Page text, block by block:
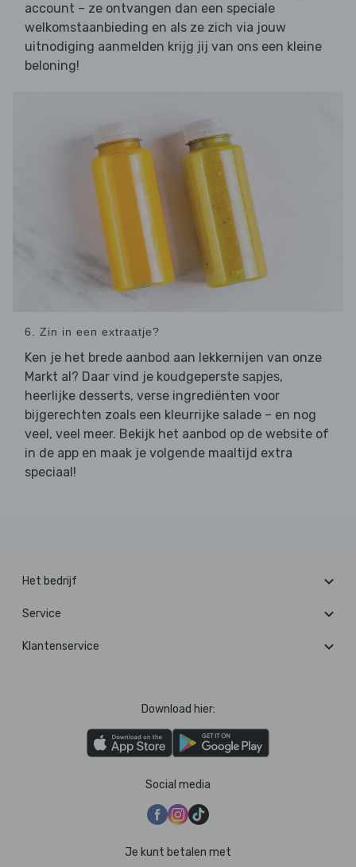
account – ze ontvangen dan een speciale
welkomstaanbieding en als ze zich via jouw
uitnodiging aanmelden krijg jij van ons een kleine
beloning!
6. Zin in een extraatje?
Ken je het brede aanbod aan lekkernijen van onze
Markt al? Daar vind je koudgeperste sapjes,
heerlijke desserts, verse ingrediënten voor
bijgerechten zoals een kleurrijke salade – en nog
veel, veel meer. Bekijk het aanbod op de website of
in de app en maak je volgende maaltijd extra
speciaal!
Het bedrijf
Service
Klantenservice
Download hier:
Social media
Je kunt betalen met